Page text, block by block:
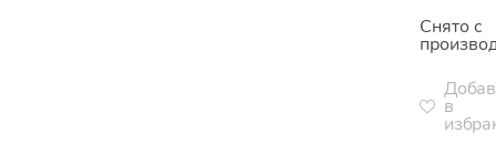
Снято с
в